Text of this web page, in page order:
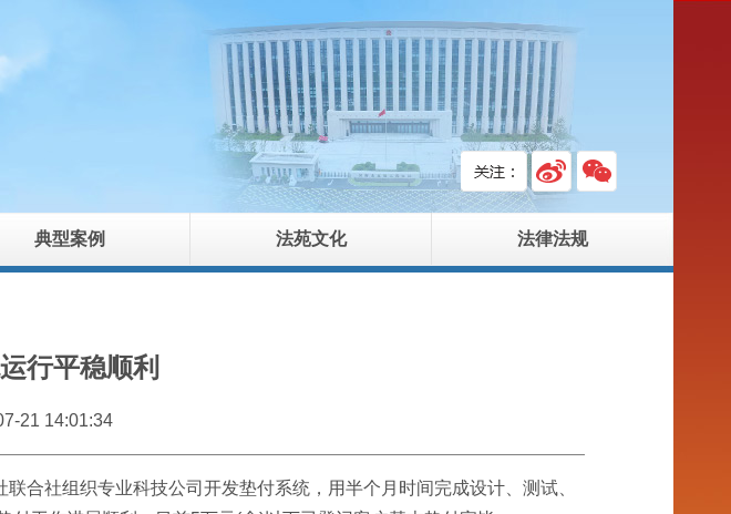
典型案例 法苑文化 法律法规
行平稳顺利
21 14:01:34
社组织专业科技公司开发垫付系统，用半个月时间完成设计、测试、